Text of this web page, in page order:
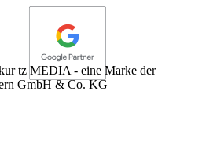
tz MEDIA - eine Marke der
GmbH & Co. KG